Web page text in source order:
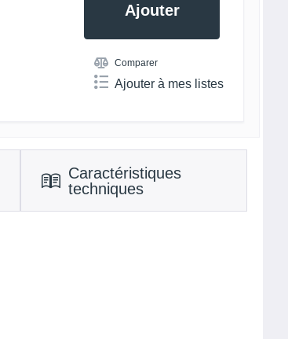
Ajouter
Comparer
Ajouter à mes listes
Caractéristiques
techniques